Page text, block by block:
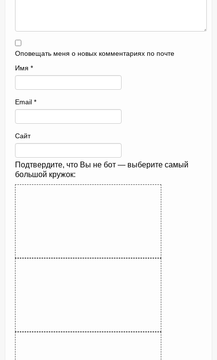
Оповещать меня о новых комментариях по почте
Имя *
Email *
Сайт
Подтвердите, что Вы не бот — выберите самый
большой кружок: